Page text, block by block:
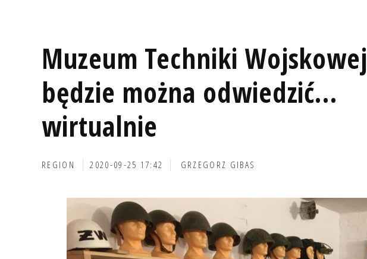
Muzeum Techniki Wojskowej
będzie można odwiedzić...
wirtualnie
REGION 2020-09-25 17:42 GRZEGORZ GIBAS